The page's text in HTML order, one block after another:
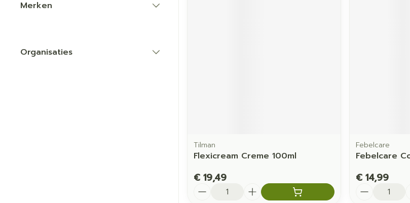
Merken
Organisaties
Tilman
Flexicream Creme 100ml
€ 19,49
Febelcare
Febelcare
€ 14,99